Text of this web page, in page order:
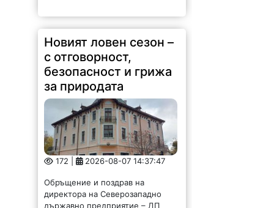
Новият ловен сезон –
с отговорност,
безопасност и грижа
за природата
172 | 2026-08-07 14:37:47
Обръщение и поздрав на
директора на Северозападно
държавно предприятие – ДП